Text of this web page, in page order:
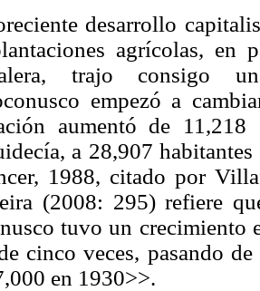
desarrollo
agrícolas, en
trajo consigo
empezó a
aumentó de
a 28,907
1988, citado por
(2008: 295) refiere
tuvo un crecimiento
cinco veces, pasando
en 1930>>.